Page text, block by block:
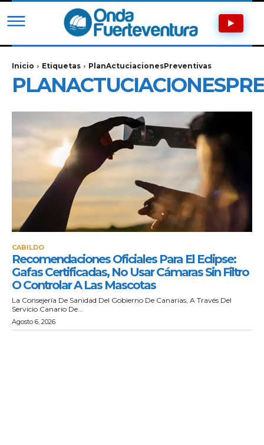
Inicio Etiquetas PlanActuciacionesPreventivas
CABILDO
Recomendaciones Oficiales Para El Eclipse:
Gafas Certificadas, No Usar Cámaras Sin Filtro
O Controlar A Las Mascotas
La Consejería De Sanidad Del Gobierno De Canarias, A Través Del
Servicio Canario De...
Agosto 6, 2026